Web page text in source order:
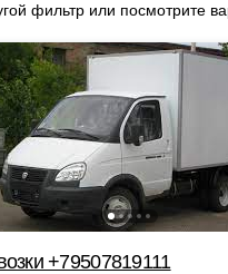
фильтр или посмотрите
+79507819111